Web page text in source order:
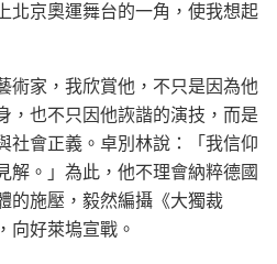
北京奧運舞台的一角，使我想起
術家，我欣賞他，不只是因為他
，也不只因他詼諧的演技，而是
社會正義。卓別林說：「我信仰
解。」為此，他不理會納粹德國
的施壓，毅然編攝《大獨裁
向好萊塢宣戰。